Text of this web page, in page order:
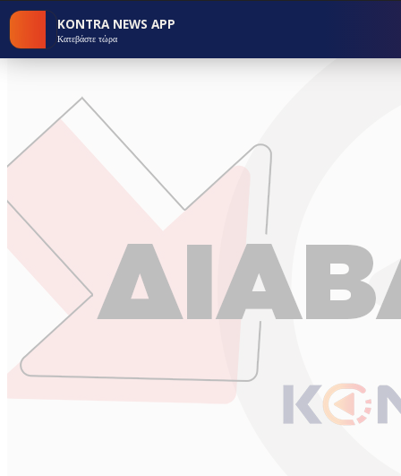
KONTRA NEWS APP
Κατεβάστε τώρα